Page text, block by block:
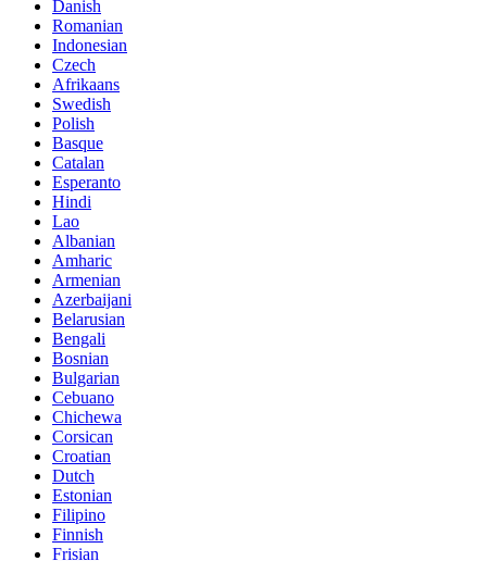
Danish
Romanian
Indonesian
Czech
Afrikaans
Swedish
Polish
Basque
Catalan
Esperanto
Hindi
Lao
Albanian
Amharic
Armenian
Azerbaijani
Belarusian
Bengali
Bosnian
Bulgarian
Cebuano
Chichewa
Corsican
Croatian
Dutch
Estonian
Filipino
Finnish
Frisian